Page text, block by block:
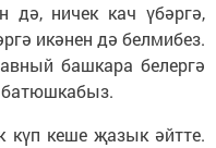
дә, ничек кач үбәргә,
икәнен дә белмибез.
башкара белергә
батюшкабыз.
кеше җазык әйтте.